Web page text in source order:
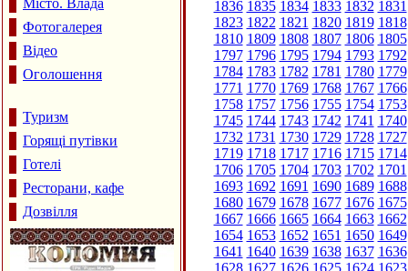
Місто. Влада
Фотогалерея
Відео
Оголошення
Туризм
Горящі путівки
Готелі
Ресторани, кафе
Дозвілля
1836 1835 1834 1833 1832 1831
1823 1822 1821 1820 1819 1818
1810 1809 1808 1807 1806 1805
1797 1796 1795 1794 1793 1792
1784 1783 1782 1781 1780 1779
1771 1770 1769 1768 1767 1766
1758 1757 1756 1755 1754 1753
1745 1744 1743 1742 1741 1740
1732 1731 1730 1729 1728 1727
1719 1718 1717 1716 1715 1714
1706 1705 1704 1703 1702 1701
1693 1692 1691 1690 1689 1688
1680 1679 1678 1677 1676 1675
1667 1666 1665 1664 1663 1662
1654 1653 1652 1651 1650 1649
1641 1640 1639 1638 1637 1636
1628 1627 1626 1625 1624 1623